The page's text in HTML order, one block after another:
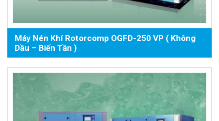
Máy Nén Khí Rotorcomp OGFD-250 VP ( Không
Dầu – Biến Tần )